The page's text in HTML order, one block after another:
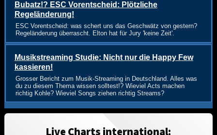
Bubatz!? ESC Vorentscheid: Plötzliche
Regeländerung!
ESC Vorentscheid: was schert uns das Geschwätz von gestern?
Regeländerung überrascht. Elton hat für Jury 'keine Zeit'.
Musikstreaming Studie: Nicht nur die Happy Few
kassieren!
Grosser Bericht zum Musik-Streaming in Deutschland. Alles was
du zu diesem Thema wissen solltest!? Wieviel Acts machen
richtig Kohle? Wieviel Songs ziehen richtig Streams?